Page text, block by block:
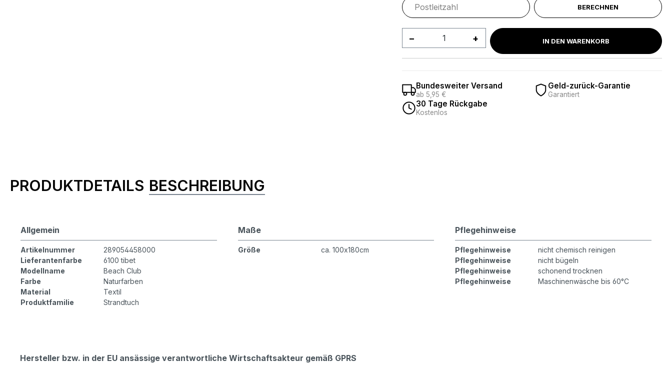
BERECHNEN
Produkt Anzahl: Gib den gewünschten Wert
IN DEN WARENKORB
Bundesweiter Versand
ab 5,95 €
Geld-zurück-Garantie
Garantiert
30 Tage Rückgabe
Kostenlos
Produktinformationen
PRODUKTDETAILS BESCHREIBUNG
Allgemein
Artikelnummer
289054458000
Lieferantenfarbe
6100 tibet
Modellname
Beach Club
Farbe
Naturfarben
Material
Textil
Produktfamilie
Strandtuch
Maße
Größe ca. 100x180cm
Pflegehinweise
Pflegehinweise
nicht chemisch reinigen
Pflegehinweise
nicht bügeln
Pflegehinweise
schonend trocknen
Pflegehinweise
Maschinenwäsche bis 60°C
Hersteller bzw. in der EU ansässige verantwortliche Wirtschaftsakteur gemäß GPRS